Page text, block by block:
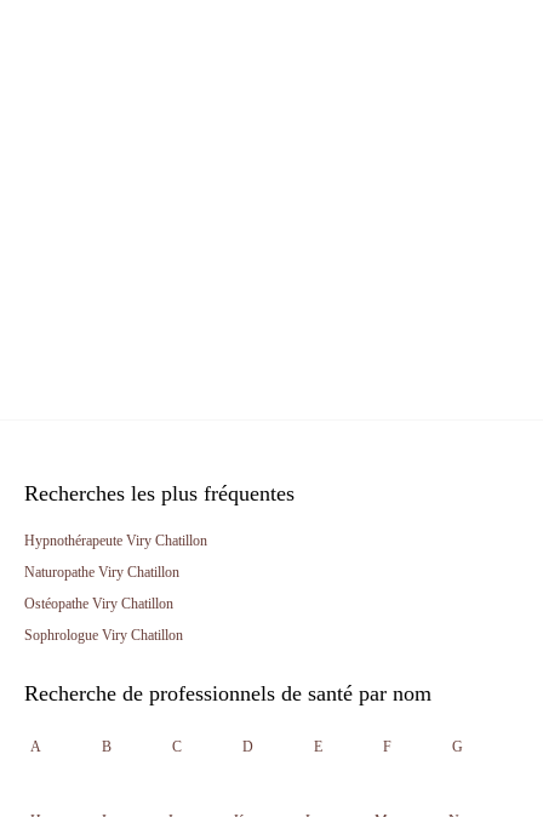
Recherches les plus fréquentes
Hypnothérapeute Viry Chatillon
Naturopathe Viry Chatillon
Ostéopathe Viry Chatillon
Sophrologue Viry Chatillon
Recherche de professionnels de santé par nom
A B C D E F G